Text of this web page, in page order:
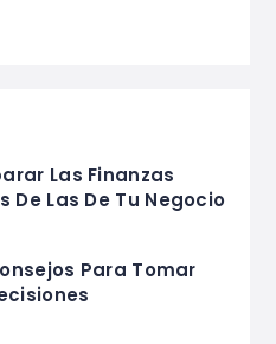
Las Finanzas
De Las De Tu Negocio
Para Tomar